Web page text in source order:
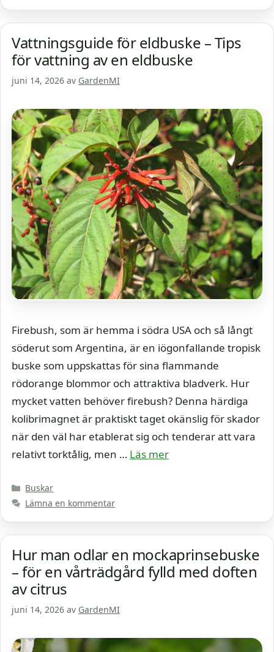
Vattningsguide för eldbuske – Tips
för vattning av en eldbuske
juni 14, 2026 av GardenMI
Firebush, som är hemma i södra USA och så långt
söderut som Argentina, är en iögonfallande tropisk
buske som uppskattas för sina flammande
rödorange blommor och attraktiva bladverk. Hur
mycket vatten behöver firebush? Denna härdiga
kolibrimagnet är praktiskt taget okänslig för skador
när den väl har etablerat sig och tenderar att vara
relativt torktålig, men … Läs mer
Kategorier
Buskar
Lämna en kommentar
Hur man odlar en mockaprinsebuske
– för en vårträdgård fylld med doften
av citrus
juni 14, 2026 av GardenMI